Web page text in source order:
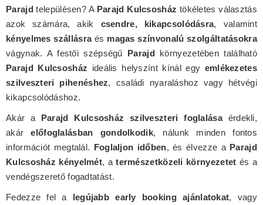
Parajdtelepülésen? A Parajd Kulcsosház tökéletes választás
azok számára, akik csendre, kikapcsolódásra, valamint
kényelmes szállásraés magas színvonalú szolgáltatásokra
vágynak. A festői szépségű Parajdkörnyezetében található
Parajd Kulcsosház ideális helyszínt kínál egy emlékezetes
szilveszteri pihenéshez, családi nyaraláshoz vagy hétvégi
kikapcsolódáshoz.
Akár a Parajd Kulcsosház szilveszteri foglalásaérdekli,
akárelőfoglalásban gondolkodik, nálunk minden fontos
információt megtalál. Foglaljon időben, és élvezze a Parajd
Kulcsosház kényelmét, atermészetközeli környezetet és a
vendégszerető fogadtatást.
Fedezze fel a legújabb early booking ajánlatokat, vagy